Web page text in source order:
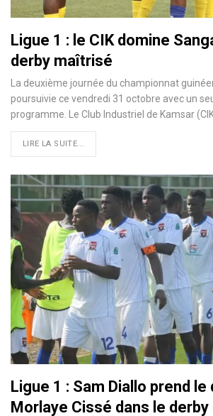
Ligue 1 : le CIK domine
derby maîtrisé
La deuxième journée du championnat
poursuivie ce vendredi 31 octobre avec un
programme. Le Club Industriel de Kamsar
LIRE LA SUITE...
Ligue 1 : Sam Diallo prend
Morlaye Cissé dans le derby